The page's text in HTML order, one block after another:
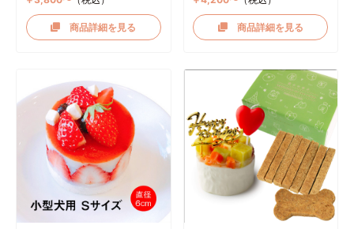
商品詳細を見る 商品詳細を見る